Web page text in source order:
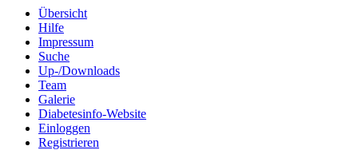
Übersicht
Hilfe
Impressum
Suche
Up-/Downloads
Team
Galerie
Diabetesinfo-Website
Einloggen
Registrieren